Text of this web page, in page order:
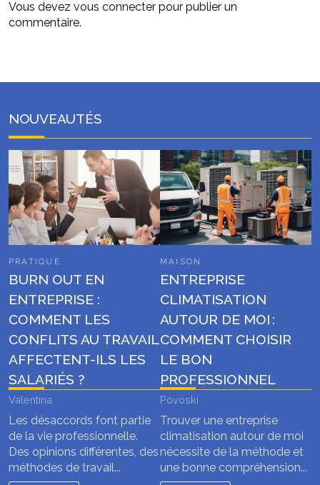
Vous devez vous connecter pour publier un
commentaire.
NOUVEAUTÉS
PRATIQUE
BURN OUT EN
ENTREPRISE :
COMMENT LES
CONFLITS AU TRAVAIL
AFFECTENT-ILS LES
SALARIÉS ?
Valentina
Les désaccords font partie
de la vie professionnelle.
Des opinions différentes, des
méthodes de travail...
MAISON
ENTREPRISE
CLIMATISATION
AUTOUR DE MOI :
COMMENT CHOISIR
LE BON
PROFESSIONNEL
Povoski
Trouver une entreprise
climatisation autour de moi
nécessite de la méthode et
une bonne compréhension...